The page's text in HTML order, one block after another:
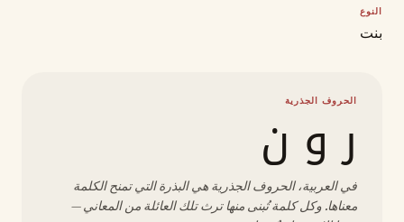
النوع
بنت
الحروف الجذرية
ر و ن
في العربية، الحروف الجذرية هي البذرة التي تمنح الكلمة
معناها. وكل كلمة تُبنى منها ترث تلك العائلة من المعاني —